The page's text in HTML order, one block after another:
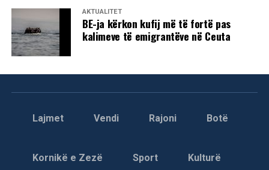
AKTUALITET
BE-ja kërkon kufij më të fortë pas
kalimeve të emigrantëve në Ceuta
Lajmet Vendi Rajoni Botë
Kornikë e Zezë Sport Kulturë